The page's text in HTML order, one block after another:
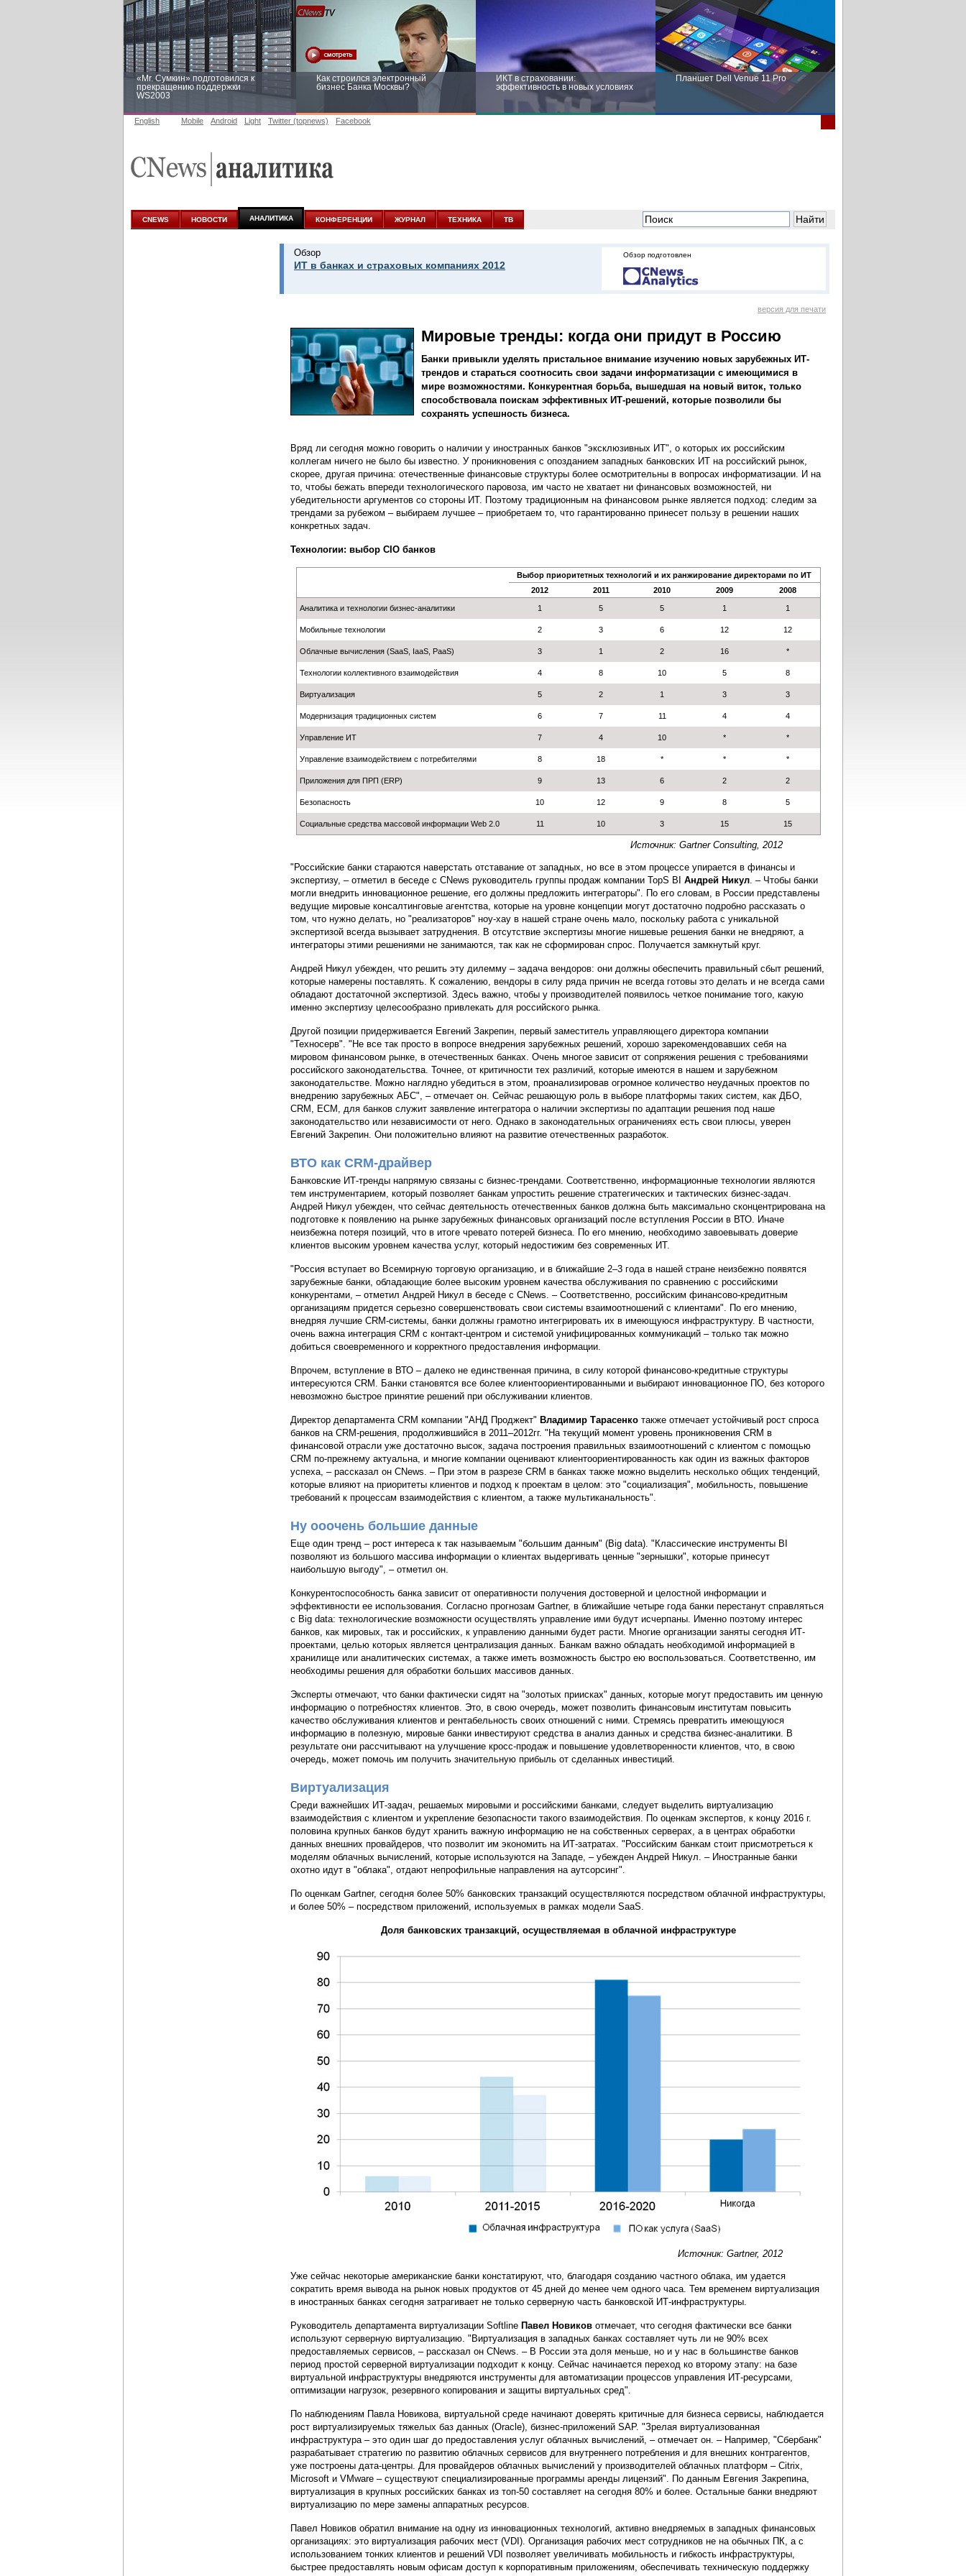
«Mr. Сумкин» подготовился к
прекращению поддержки
WS2003
Как строился электронный
бизнес Банка Москвы?
ИКТ в страховании:
эффективность в новых условиях
Планшет Dell Venue 11 Pro
аналитике
новых условиях
English Mobile Android Light Twitter (topnews) Facebook
CNEWS НОВОСТИ АНАЛИТИКА КОНФЕРЕНЦИИ ЖУРНАЛ ТЕХНИКА ТВ
Обзор
ИТ в банках и страховых компаниях 2012
Обзор подготовлен
версия для печати
Мировые тренды: когда они придут в Россию
Банки привыкли уделять пристальное внимание изучению новых зарубежных ИТ-
трендов и стараться соотносить свои задачи информатизации с имеющимися в
мире возможностями. Конкурентная борьба, вышедшая на новый виток, только
способствовала поискам эффективных ИТ-решений, которые позволили бы
сохранять успешность бизнеса.
Вряд ли сегодня можно говорить о наличии у иностранных банков "эксклюзивных ИТ", о которых их российским
коллегам ничего не было бы известно. У проникновения с опозданием западных банковских ИТ на российский рынок,
скорее, другая причина: отечественные финансовые структуры более осмотрительны в вопросах информатизации. И на
то, чтобы бежать впереди технологического паровоза, им часто не хватает ни финансовых возможностей, ни
убедительности аргументов со стороны ИТ. Поэтому традиционным на финансовом рынке является подход: следим за
трендами за рубежом – выбираем лучшее – приобретаем то, что гарантированно принесет пользу в решении наших
конкретных задач.
Технологии: выбор CIO банков
Выбор приоритетных технологий и их ранжирование директорами по ИТ
2012
2011 2010 2009 2008
Аналитика и технологии бизнес-аналитики 1 5 5 1 1
Мобильные технологии 2 3 6 12 12
Облачные вычисления (SaaS, IaaS, PaaS) 3 1 2 16 *
Технологии коллективного взаимодействия 4 8 10 5 8
Виртуализация 5 2 1 3 3
Модернизация традиционных систем 6 7 11 4 4
Управление ИТ 7 4 10 * *
Управление взаимодействием с потребителями 8 18 * * *
Приложения для ПРП (ERP) 9 13 6 2 2
Безопасность 10 12 9 8 5
Социальные средства массовой информации Web 2.0 11 10 3 15 15
Источник: Gartner Consulting, 2012
"Российские банки стараются наверстать отставание от западных, но все в этом процессе упирается в финансы и
экспертизу, – отметил в беседе с CNews руководитель группы продаж компании TopS BI Андрей Никул. – Чтобы банки
могли внедрить инновационное решение, его должны предложить интеграторы". По его словам, в России представлены
ведущие мировые консалтинговые агентства, которые на уровне концепции могут достаточно подробно рассказать о
том, что нужно делать, но "реализаторов" ноу-хау в нашей стране очень мало, поскольку работа с уникальной
экспертизой всегда вызывает затруднения. В отсутствие экспертизы многие нишевые решения банки не внедряют, а
интеграторы этими решениями не занимаются, так как не сформирован спрос. Получается замкнутый круг.
Андрей Никул убежден, что решить эту дилемму – задача вендоров: они должны обеспечить правильный сбыт решений,
которые намерены поставлять. К сожалению, вендоры в силу ряда причин не всегда готовы это делать и не всегда сами
обладают достаточной экспертизой. Здесь важно, чтобы у производителей появилось четкое понимание того, какую
именно экспертизу целесообразно привлекать для российского рынка.
Другой позиции придерживается Евгений Закрепин, первый заместитель управляющего директора компании
"Техносерв". "Не все так просто в вопросе внедрения зарубежных решений, хорошо зарекомендовавших себя на
мировом финансовом рынке, в отечественных банках. Очень многое зависит от сопряжения решения с требованиями
российского законодательства. Точнее, от критичности тех различий, которые имеются в нашем и зарубежном
законодательстве. Можно наглядно убедиться в этом, проанализировав огромное количество неудачных проектов по
внедрению зарубежных АБС", – отмечает он. Сейчас решающую роль в выборе платформы таких систем, как ДБО,
CRM, ECM, для банков служит заявление интегратора о наличии экспертизы по адаптации решения под наше
законодательство или независимости от него. Однако в законодательных ограничениях есть свои плюсы, уверен
Евгений Закрепин. Они положительно влияют на развитие отечественных разработок.
ВТО как CRM-драйвер
Банковские ИТ-тренды напрямую связаны с бизнес-трендами. Соответственно, информационные технологии являются
тем инструментарием, который позволяет банкам упростить решение стратегических и тактических бизнес-задач.
Андрей Никул убежден, что сейчас деятельность отечественных банков должна быть максимально сконцентрирована на
подготовке к появлению на рынке зарубежных финансовых организаций после вступления России в ВТО. Иначе
неизбежна потеря позиций, что в итоге чревато потерей бизнеса. По его мнению, необходимо завоевывать доверие
клиентов высоким уровнем качества услуг, который недостижим без современных ИТ.
"Россия вступает во Всемирную торговую организацию, и в ближайшие 2–3 года в нашей стране неизбежно появятся
зарубежные банки, обладающие более высоким уровнем качества обслуживания по сравнению с российскими
конкурентами, – отметил Андрей Никул в беседе с CNews. – Соответственно, российским финансово-кредитным
организациям придется серьезно совершенствовать свои системы взаимоотношений с клиентами". По его мнению,
внедряя лучшие CRM-системы, банки должны грамотно интегрировать их в имеющуюся инфраструктуру. В частности,
очень важна интеграция CRM с контакт-центром и системой унифицированных коммуникаций – только так можно
добиться своевременного и корректного предоставления информации.
Впрочем, вступление в ВТО – далеко не единственная причина, в силу которой финансово-кредитные структуры
интересуются CRM. Банки становятся все более клиентоориентированными и выбирают инновационное ПО, без которого
невозможно быстрое принятие решений при обслуживании клиентов.
Директор департамента CRM компании "АНД Проджект" Владимир Тарасенко также отмечает устойчивый рост спроса
банков на CRM-решения, продолжившийся в 2011–2012гг. "На текущий момент уровень проникновения CRM в
финансовой отрасли уже достаточно высок, задача построения правильных взаимоотношений с клиентом с помощью
CRM по-прежнему актуальна, и многие компании оценивают клиентоориентированность как один из важных факторов
успеха, – рассказал он CNews. – При этом в разрезе CRM в банках также можно выделить несколько общих тенденций,
которые влияют на приоритеты клиентов и подход к проектам в целом: это "социализация", мобильность, повышение
требований к процессам взаимодействия с клиентом, а также мультиканальность".
Ну ооочень большие данные
Еще один тренд – рост интереса к так называемым "большим данным" (Big data). "Классические инструменты ВI
позволяют из большого массива информации о клиентах выдергивать ценные "зернышки", которые принесут
наибольшую выгоду", – отметил он.
Конкурентоспособность банка зависит от оперативности получения достоверной и целостной информации и
эффективности ее использования. Согласно прогнозам Gartner, в ближайшие четыре года банки перестанут справляться
с Big data: технологические возможности осуществлять управление ими будут исчерпаны. Именно поэтому интерес
банков, как мировых, так и российских, к управлению данными будет расти. Многие организации заняты сегодня ИТ-
проектами, целью которых является централизация данных. Банкам важно обладать необходимой информацией в
хранилище или аналитических системах, а также иметь возможность быстро ею воспользоваться. Соответственно, им
необходимы решения для обработки больших массивов данных.
Эксперты отмечают, что банки фактически сидят на "золотых приисках" данных, которые могут предоставить им ценную
информацию о потребностях клиентов. Это, в свою очередь, может позволить финансовым институтам повысить
качество обслуживания клиентов и рентабельность своих отношений с ними. Стремясь превратить имеющуюся
информацию в полезную, мировые банки инвестируют средства в анализ данных и средства бизнес-аналитики. В
результате они рассчитывают на улучшение кросс-продаж и повышение удовлетворенности клиентов, что, в свою
очередь, может помочь им получить значительную прибыль от сделанных инвестиций.
Виртуализация
Среди важнейших ИТ-задач, решаемых мировыми и российскими банками, следует выделить виртуализацию
взаимодействия с клиентом и укрепление безопасности такого взаимодействия. По оценкам экспертов, к концу 2016 г.
половина крупных банков будут хранить важную информацию не на собственных серверах, а в центрах обработки
данных внешних провайдеров, что позволит им экономить на ИТ-затратах. "Российским банкам стоит присмотреться к
моделям облачных вычислений, которые используются на Западе, – убежден Андрей Никул. – Иностранные банки
охотно идут в "облака", отдают непрофильные направления на аутсорсинг".
По оценкам Gartner, сегодня более 50% банковских транзакций осуществляются посредством облачной инфраструктуры,
и более 50% – посредством приложений, используемых в рамках модели SaaS.
Доля банковских транзакций, осуществляемая в облачной инфраструктуре
Источник: Gartner, 2012
Уже сейчас некоторые американские банки констатируют, что, благодаря созданию частного облака, им удается
сократить время вывода на рынок новых продуктов от 45 дней до менее чем одного часа. Тем временем виртуализация
в иностранных банках сегодня затрагивает не только серверную часть банковской ИТ-инфраструктуры.
Руководитель департамента виртуализации Softline Павел Новиков отмечает, что сегодня фактически все банки
используют серверную виртуализацию. "Виртуализация в западных банках составляет чуть ли не 90% всех
предоставляемых сервисов, – рассказал он CNews. – В России эта доля меньше, но и у нас в большинстве банков
период простой серверной виртуализации подходит к концу. Сейчас начинается переход ко второму этапу: на базе
виртуальной инфраструктуры внедряются инструменты для автоматизации процессов управления ИТ-ресурсами,
оптимизации нагрузок, резервного копирования и защиты виртуальных сред".
По наблюдениям Павла Новикова, виртуальной среде начинают доверять критичные для бизнеса сервисы, наблюдается
рост виртуализируемых тяжелых баз данных (Oracle), бизнес-приложений SAP. "Зрелая виртуализованная
инфраструктура – это один шаг до предоставления услуг облачных вычислений, – отмечает он. – Например, "Сбербанк"
разрабатывает стратегию по развитию облачных сервисов для внутреннего потребления и для внешних контрагентов,
уже построены дата-центры. Для провайдеров облачных вычислений у производителей облачных платформ – Citrix,
Microsoft и VMware – существуют специализированные программы аренды лицензий". По данным Евгения Закрепина,
виртуализация в крупных российских банках из топ-50 составляет на сегодня 80% и более. Остальные банки внедряют
виртуализацию по мере замены аппаратных ресурсов.
Павел Новиков обратил внимание на одну из инновационных технологий, активно внедряемых в западных финансовых
организациях: это виртуализация рабочих мест (VDI). Организация рабочих мест сотрудников не на обычных ПК, а с
использованием тонких клиентов и решений VDI позволяет увеличивать мобильность и гибкость инфраструктуры,
быстрее предоставлять новым офисам доступ к корпоративным приложениям, обеспечивать техническую поддержку